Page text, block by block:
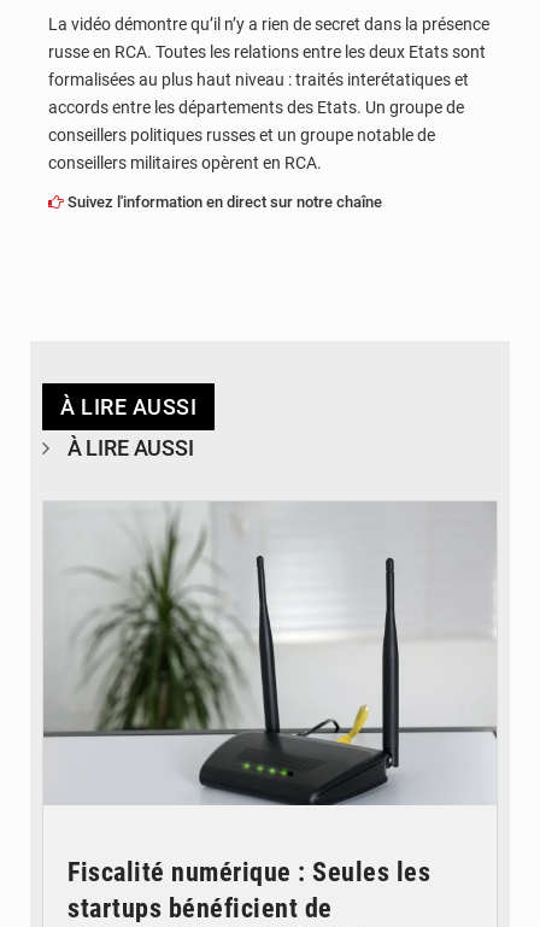
La vidéo démontre qu’il n’y a rien de secret dans la présence
russe en RCA. Toutes les relations entre les deux Etats sont
formalisées au plus haut niveau : traités interétatiques et
accords entre les départements des Etats. Un groupe de
conseillers politiques russes et un groupe notable de
conseillers militaires opèrent en RCA.
Suivez l'information en direct sur notre chaîne
À LIRE AUSSI
À LIRE AUSSI
Fiscalité numérique : Seules les
startups bénéficient de